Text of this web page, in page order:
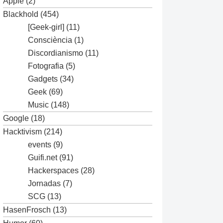
Blackhold (454)
[Geek-girl] (11)
Consciència (1)
Discordianismo (11)
Fotografia (5)
Gadgets (34)
Geek (69)
Music (148)
Google (18)
Hacktivism (214)
events (9)
Guifi.net(91)
Hackerspaces (28)
Jornadas (7)
SCG (13)
HasenFrosch (13)